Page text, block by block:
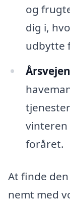
og
dig i,
udbytte
vinteren
foråret.
At finde
nemt med